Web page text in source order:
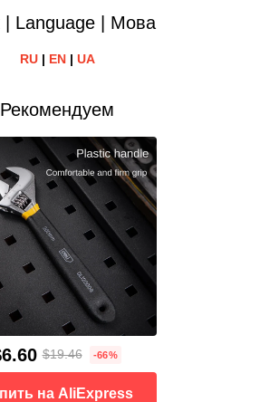
| Language | Мова
RU| EN| UA
Рекомендуем
$19.46 -66%
на AliExpress